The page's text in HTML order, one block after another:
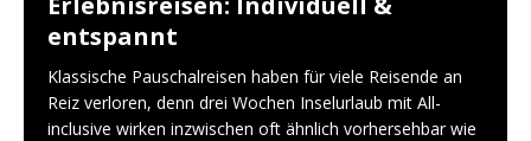
entspannt
Klassische Pauschalreisen haben für viele Reisende an
Reiz verloren, denn drei Wochen Inselurlaub mit All-
inclusive wirken inzwischen oft ähnlich vorhersehbar wie